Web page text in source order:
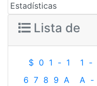
Estadísticas
Lista de
$ 0 1 - 1 1 -
6 7 8 9 A A -